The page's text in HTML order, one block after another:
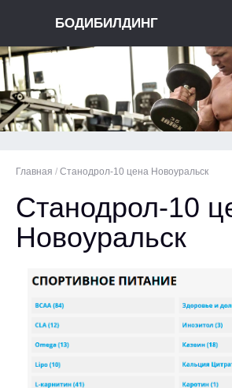
БОДИБИЛДИНГ
Главная / Станодрол-10 цена Новоуральск
Станодрол-10
Новоуральск